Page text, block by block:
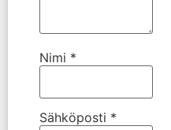
Nimi *
Sähköposti *